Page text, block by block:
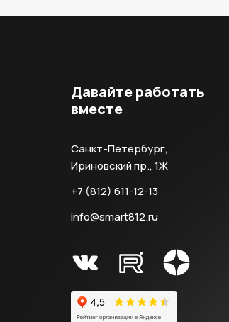
Давайте работать
вместе
Санкт-Петербург,
Ириновский пр., 1Ж
+7 (812) 611-12-13
info@smart812.ru